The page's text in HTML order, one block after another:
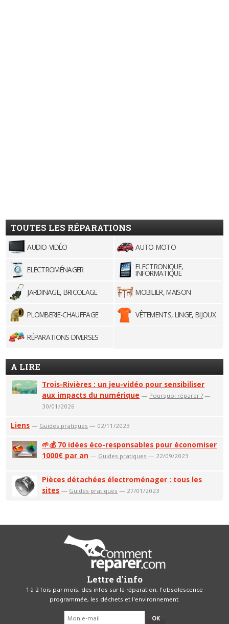
TOUTES LES RÉPARATIONS
AUDIO-VIDÉO AUTO-MOTO
ELECTROMÉNAGER ELECTRONIQUE,
INFORMATIQUE
JARDINAGE, BRICOLAGE
MOBILIER, MAISON
PLOMBERIE-CHAUFFAGE VÊTEMENTS, LINGE, BIJOUX
RÉPARATIONS DIVERSES
A LIRE
Trois-Rivières : un jeu-vidéo pour sensibiliser
aux impacts du numérique — Pourquoi réparer ? —
30/01/2026
Liens — Guides pratiques — 02/11/2023
🌱💰 70 idées éco-responsables pour économiser
1000€ par an — Guides pratiques — 22/09/2023
Pièces détachées électroménager : tous les
sites — Guides pratiques — 27/01/2023
Lettre d'info
1 à 2 fois par mois, des infos sur la réparation, l'obsolescence
programmée, les déchets et l'environnement.
OK